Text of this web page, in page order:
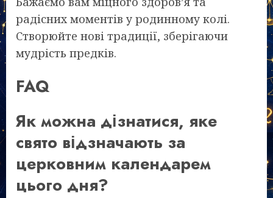
радісних моментів у родинному колі.
Створюйте нові традиції, зберігаючи
мудрість предків.
FAQ
Як можна дізнатися, яке
свято відзначають за
церковним календарем
цього дня?